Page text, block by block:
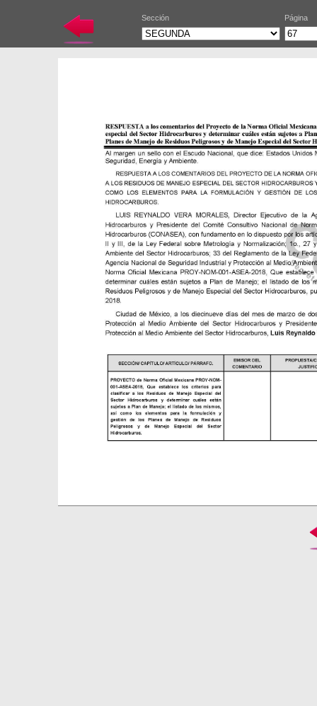
Sección Página